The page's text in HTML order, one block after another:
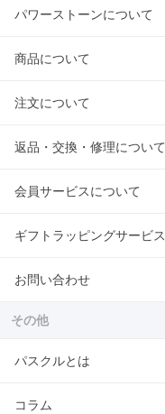
パワーストーンについて
商品について
注文について
返品・交換・修理について
会員サービスについて
ギフトラッピングサービス
お問い合わせ
その他
パスクルとは
コラム